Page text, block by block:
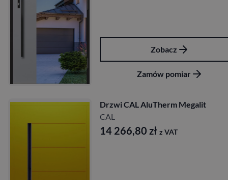
Zobacz
Zamów pomiar
Drzwi CAL AluTherm Megalit
CAL
14 266,80 zł z VAT